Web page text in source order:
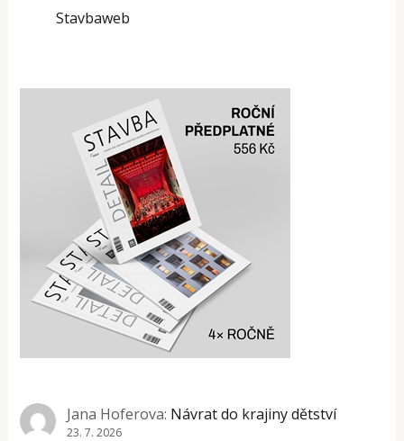
Stavbaweb
Jana Hoferova: Návrat do krajiny dětství
23. 7. 2026